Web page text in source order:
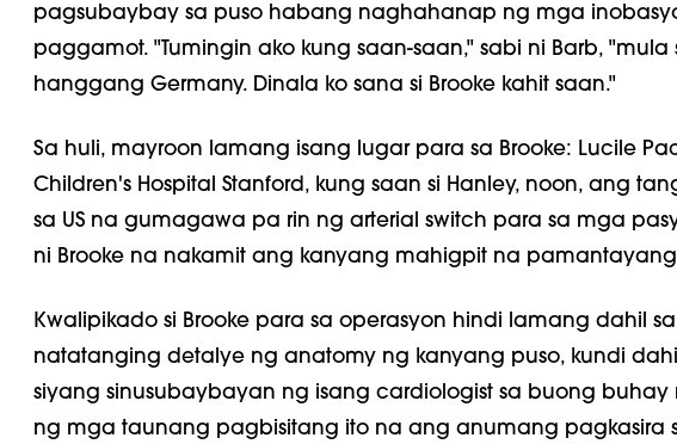
pagsubaybay sa puso habang naghahanap ng mga
paggamot. "Tumingin ako kung saan-saan," sabi ni Barb, "mula
hanggang Germany. Dinala ko sana si Brooke kahit saan."
Sa huli, mayroon lamang isang lugar para sa Brooke: Lucile
Children's Hospital Stanford, kung saan si Hanley, noon, ang
sa US na gumagawa pa rin ng arterial switch para sa mga
ni Brooke na nakamit ang kanyang mahigpit na
Kwalipikado si Brooke para sa operasyon hindi lamang dahil
natatanging detalye ng anatomy ng kanyang puso, kundi
siyang sinusubaybayan ng isang cardiologist sa buong buhay
ng mga taunang pagbisitang ito na ang anumang pagkasira